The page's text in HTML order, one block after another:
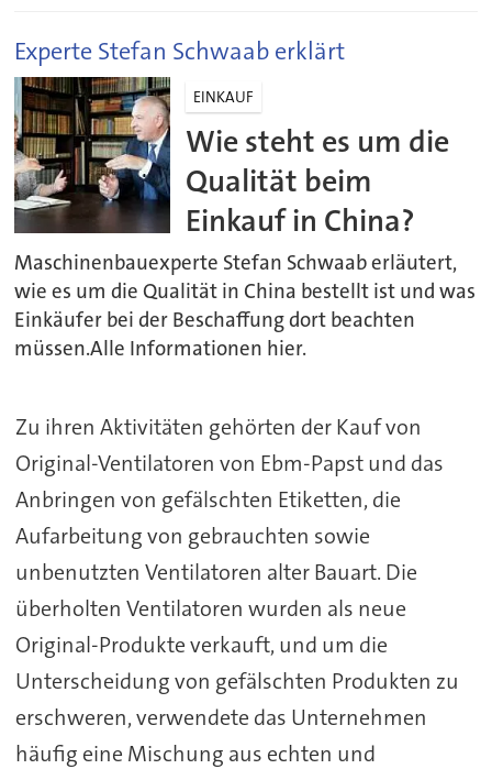
Experte Stefan Schwaab erklärt
EINKAUF
Wie steht es um die
Qualität beim
Einkauf in China?
Maschinenbauexperte Stefan Schwaab erläutert,
wie es um die Qualität in China bestellt ist und was
Einkäufer bei der Beschaffung dort beachten
müssen.Alle Informationen hier.
Zu ihren Aktivitäten gehörten der Kauf von
Original-Ventilatoren von Ebm-Papst und das
Anbringen von gefälschten Etiketten, die
Aufarbeitung von gebrauchten sowie
unbenutzten Ventilatoren alter Bauart. Die
überholten Ventilatoren wurden als neue
Original-Produkte verkauft, und um die
Unterscheidung von gefälschten Produkten zu
erschweren, verwendete das Unternehmen
häufig eine Mischung aus echten und